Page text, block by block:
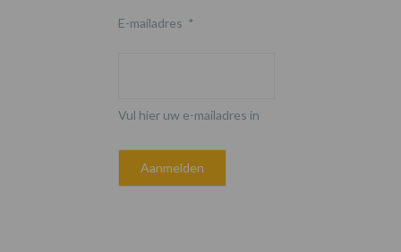
E-mailadres *
Vul hier uw e-mailadres in